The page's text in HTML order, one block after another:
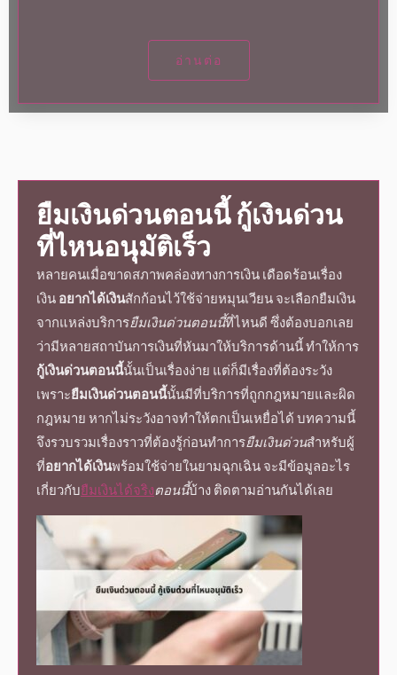
อ่านต่อ
ยืมเงินด่วนตอนนี้กู้เงินด่วน
ที่ไหนอนุมัติเร็ว
หลายคนเมื่อขาดสภาพคล่องทางการเงิน เดือดร้อนเรื่อง
เงิน อยากได้เงินสักก้อนไว้ใช้จ่ายหมุนเวียน จะเลือกยืมเงิน
จากแหล่งบริการยืมเงินด่วนตอนนี้ที่ไหนดี ซึ่งต้องบอกเลย
ว่ามีหลายสถาบันการเงินที่หันมาให้บริการด้านนี้ ทำให้การ
กู้เงินด่วนตอนนี้นั้นเป็นเรื่องง่าย แต่ก็มีเรื่องที่ต้องระวัง
เพราะยืมเงินด่วนตอนนี้นั้นมีที่บริการที่ถูกกฎหมายและผิด
กฎหมาย หากไม่ระวังอาจทำให้ตกเป็นเหยื่อได้ บทความนี้
จึงรวบรวมเรื่องราวที่ต้องรู้ก่อนทำการยืมเงินด่วนสำหรับผู้
ที่อยากได้เงินพร้อมใช้จ่ายในยามฉุกเฉิน จะมีข้อมูลอะไร
เกี่ยวกับยืมเงินได้จริงตอนนี้บ้าง ติดตามอ่านกันได้เลย